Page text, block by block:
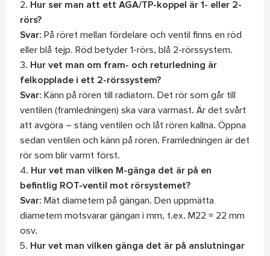
2. Hur ser man att ett AGA/TP-koppel är 1- eller 2-
rörs?
Svar: På röret mellan fördelare och ventil finns en röd
eller blå tejp. Röd betyder 1-rörs, blå 2-rörssystem.
3. Hur vet man om fram- och returledning är
felkopplade i ett 2-rörssystem?
Svar: Känn på rören till radiatorn. Det rör som går till
ventilen (framledningen) ska vara varmast. Är det svårt
att avgöra – stäng ventilen och låt rören kallna. Öppna
sedan ventilen och känn på rören. Framledningen är det
rör som blir varmt först.
4. Hur vet man vilken M-gänga det är på en
befintlig ROT-ventil mot rörsystemet?
Svar: Mät diametern på gängan. Den uppmätta
diametern motsvarar gängan i mm, t.ex. M22 = 22 mm
osv.
5. Hur vet man vilken gänga det är på anslutningar